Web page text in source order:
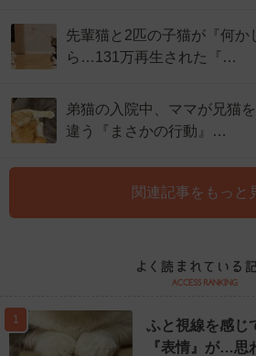
先輩猫と2匹の子猫が『何か
ら…131万再生された『…
弟猫の入院中、ママが兄猫
違う『まさかの行動』…
関連記事をもっと
1
ふと視線を感じ
『表情』が…思